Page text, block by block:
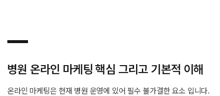
병원 온라인 마케팅 핵심 그리고 기본적 이해
온라인 마케팅은 현재 병원 운영에 있어 필수 불가결한 요소 입니다.